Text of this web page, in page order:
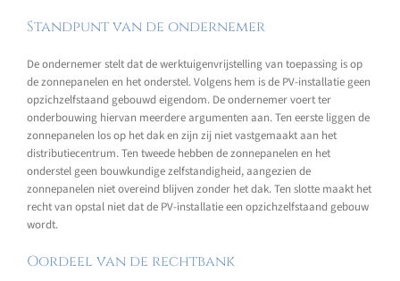
Standpunt van de ondernemer
De ondernemer stelt dat de werktuigenvrijstelling van toepassing is op
de zonnepanelen en het onderstel. Volgens hem is de PV-installatie geen
opzichzelfstaand gebouwd eigendom. De ondernemer voert ter
onderbouwing hiervan meerdere argumenten aan. Ten eerste liggen de
zonnepanelen los op het dak en zijn zij niet vastgemaakt aan het
distributiecentrum. Ten tweede hebben de zonnepanelen en het
onderstel geen bouwkundige zelfstandigheid, aangezien de
zonnepanelen niet overeind blijven zonder het dak. Ten slotte maakt het
recht van opstal niet dat de PV-installatie een opzichzelfstaand gebouw
wordt.
Oordeel van de rechtbank